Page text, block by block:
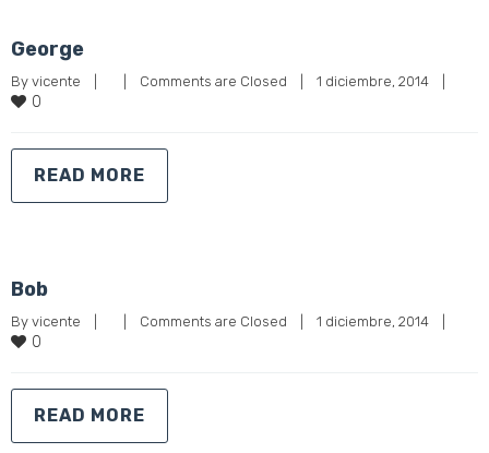
George
By vicente Comments are Closed 1 diciembre, 2014
0
READ MORE
Bob
By vicente Comments are Closed 1 diciembre, 2014
0
READ MORE